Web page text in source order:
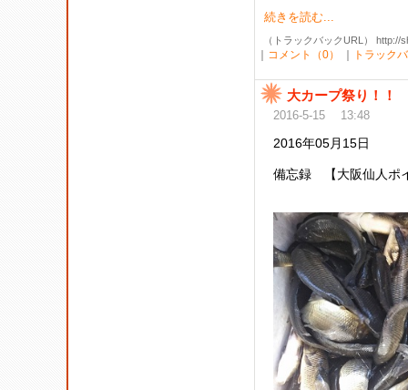
続きを読む...
（トラックバックURL）
コメント（0） トラック
大カープ祭り！！
2016-5-15 13:48
2016年05月15日
備忘録 【大阪仙人